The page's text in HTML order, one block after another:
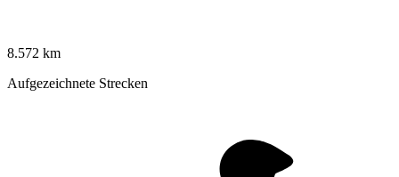
8.572 km
Aufgezeichnete Strecken